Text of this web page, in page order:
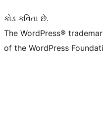
કોડ કવિતા છે.
The WordPress®
of the WordPress